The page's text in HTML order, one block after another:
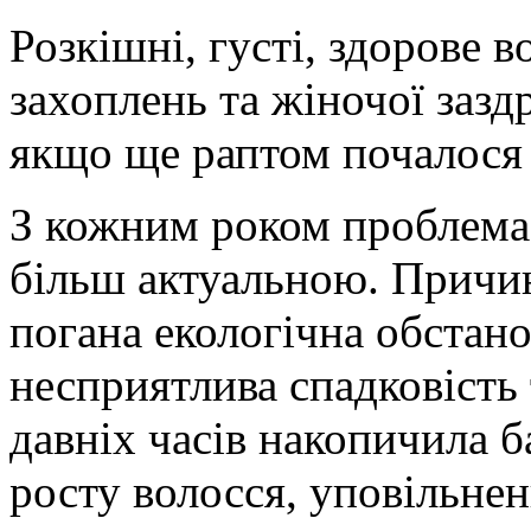
Розкішні, густі, здорове
захоплень та жіночої
якщо ще раптом почалося
З кожним роком проблема
більш актуальною.
погана екологічна
несприятлива
давніх часів накопичила
росту волосся,